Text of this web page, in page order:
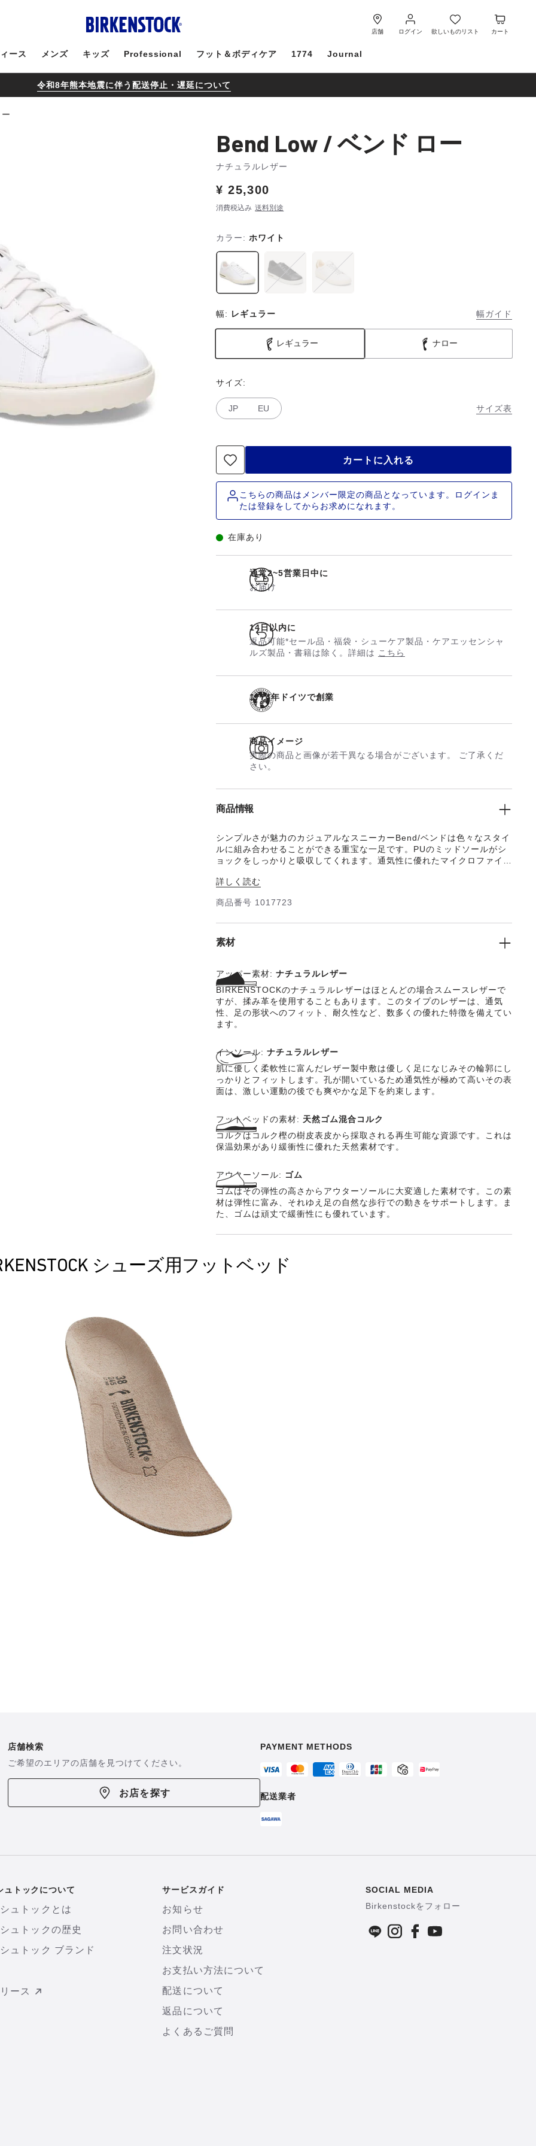
店舗 ログイン
ロ
グ
欲しいものリスト
し
カート
カ
ー
ース メンズ キッズ Professional フット＆ボディケア 1774 Journal
令和8年熊本地震に伴う配送停止・遅延について
Bend Low / ベンド ロー
ナチュラルレザー
Price:
¥ 25,300
消費税込み 送料別途
カラー:ホワイト
幅: レギュラー 幅ガイド
レギュラー ナロー
サイズ表
サイズ:
JP EU
カートに入れる
こちらの商品はメンバー限定の商品となっています。ログインま
たは登録をしてからお求めになれます。
在庫あり
通常2~5営業日中に
お届け
14日以内に
返品可能*セール品・福袋・シューケア製品・ケアエッセンシャ
ルズ製品・書籍は除く。詳細は こちら
1774年ドイツで創業
商品イメージ
実際の商品と画像が若干異なる場合がございます。 ご了承くだ
さい。
商品情報
シンプルさが魅力のカジュアルなスニーカーBend/ベンドは色々なスタイ
ルに組み合わせることができる重宝な一足です。PUのミッドソールがシ
ョックをしっかりと吸収してくれます。通気性に優れたマイクロファイバ
ザーを使用しています。
詳しく読む
商品番号 1017723
素材
アッパー素材:ナチュラルレザー
BIRKENSTOCKのナチュラルレザーはほとんどの場合スムースレザーで
すが、揉み革を使用することもあります。このタイプのレザーは、通気
性、足の形状へのフィット、耐久性など、数多くの優れた特徴を備えてい
ます。
インソール:ナチュラルレザー
肌に優しく柔軟性に富んだレザー製中敷は優しく足になじみその輪郭にし
っかりとフィットします。孔が開いているため通気性が極めて高いその表
面は、激しい運動の後でも爽やかな足下を約束します。
フットベッドの素材: 天然ゴム混合コルク
コルクはコルク樫の樹皮表皮から採取される再生可能な資源です。これは
保温効果があり緩衝性に優れた天然素材です。
アウターソール: ゴム
ゴムはその弾性の高さからアウターソールに大変適した素材です。この素
材は弾性に富み、それゆえ足の自然な歩行での動きをサポートします。ま
た、ゴムは頑丈で緩衝性にも優れています。
シューズ用フットベッド
店舗検索
ご希望のエリアの店舗を見つけてください。
お店を探す
PAYMENT METHODS
配送業者
ュトックについて
ュトックとは
ュトックの歴史
ュトック ブランド
ース
サービスガイド
お知らせ
お問い合わせ
注文状況
お支払い方法について
配送について
返品について
よくあるご質問
SOCIAL MEDIA
Birkenstockをフォロー